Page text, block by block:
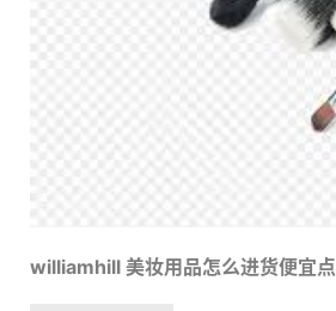
williamhill 美妆用品怎么进货便宜点